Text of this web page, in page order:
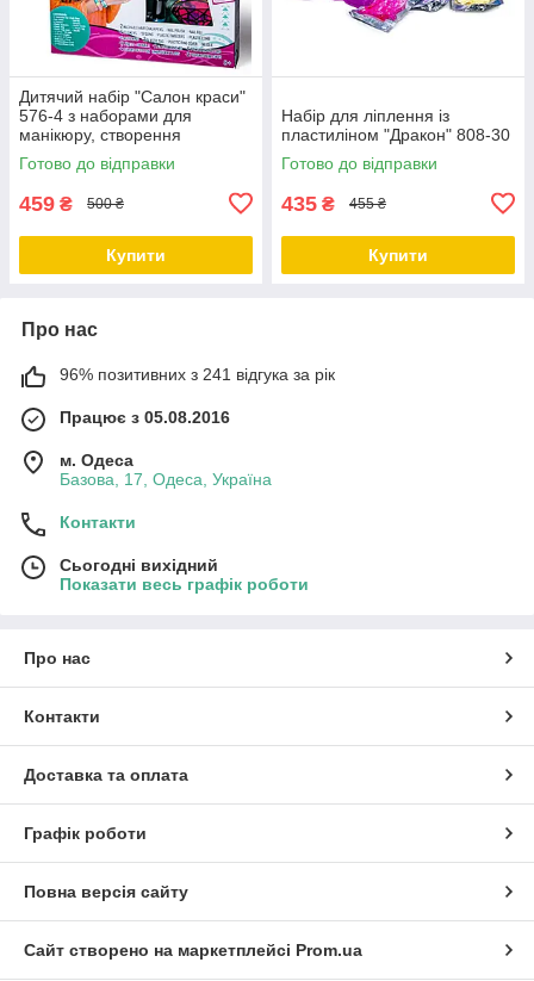
Дитячий набір "Салон краси"
576-4 з наборами для
манікюру, створення
браслетів, прикрас для
волосся
Готово до відправки
459 ₴ 500 ₴
Купити
Набір для ліплення із
пластиліном "Дракон" 808-30
Готово до відправки
435 ₴ 455 ₴
Купити
Про нас
96% позитивних з 241 відгука за рік
Працює з 05.08.2016
м. Одеса
Базова, 17, Одеса, Україна
Контакти
Сьогодні вихідний
Показати весь графік роботи
Про нас
Контакти
Доставка та оплата
Графік роботи
Повна версія сайту
Сайт створено на маркетплейсі Prom.ua